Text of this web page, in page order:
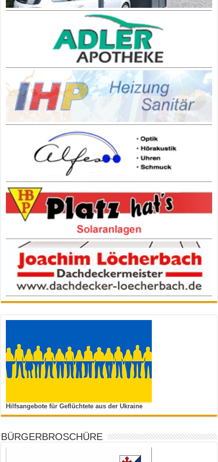
Hilfsangebote für Geflüchtete aus der Ukraine
BÜRGERBROSCHÜRE